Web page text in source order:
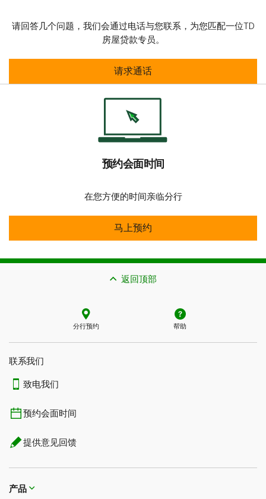
请回答几个问题，我们会通过电话与您联系，为您匹配一位TD
房屋贷款专员。
请求通话
请求通话
预约会面时间
在您方便的时间亲临分行
马上预约
马上预约
返回顶部
分行预约 帮助
联系我们​​​​​​​
致电我们
预约会面时间
提供意见回馈
产品